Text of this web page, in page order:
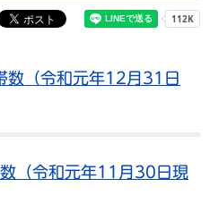
数（令和元年12月31日
（令和元年11月30日現